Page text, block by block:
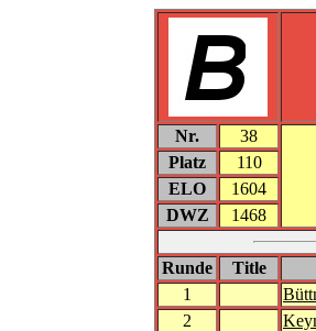
Nr. 38
Platz
110
ELO
1604
DWZ
1468
Runde Title
1
2